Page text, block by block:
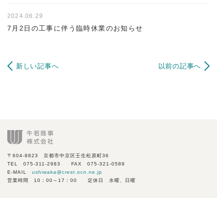
2024.06.29
7月2日の工事に伴う臨時休業のお知らせ
新しい記事へ 以前の記事へ
〒604-8823 京都市中京区壬生松原町36
TEL 075-311-2983 FAX 075-321-0589
E-MAIL ushiwaka@crest.ocn.ne.jp
営業時間 10：00～17：00 定休日 水曜、日曜